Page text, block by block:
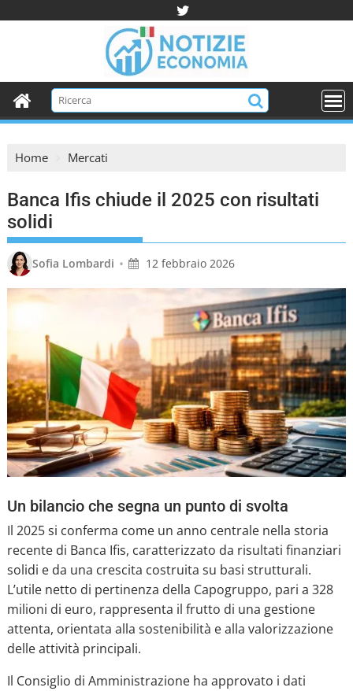
t
c
Home Mercati
Banca Ifis chiude il 2025 con risultati
solidi
Sofia Lombardi • 12 febbraio 2026
Un bilancio che segna un punto di svolta
Il 2025 si conferma come un anno centrale nella storia
recente di Banca Ifis, caratterizzato da risultati finanziari
solidi e da una crescita costruita su basi strutturali.
L’utile netto di pertinenza della Capogruppo, pari a 328
milioni di euro, rappresenta il frutto di una gestione
attenta, orientata alla sostenibilità e alla valorizzazione
delle attività principali.
Il Consiglio di Amministrazione ha approvato i dati